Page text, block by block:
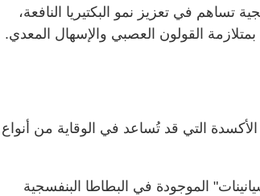
تساهم في تعزيز نمو البكتيريا النافعة،
القولون العصبي والإسهال المعدي.
التي قد تُساعد في الوقاية من أنواع
الموجودة في البطاطا البنفسجية